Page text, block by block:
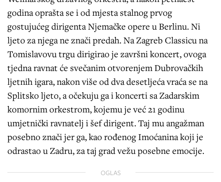
godina oprašta se i od mjesta stalnog prvog
gostujućeg dirigenta Njemačke opere u Berlinu. Ni
ljeto za njega ne znači predah. Na Zagreb Classicu na
Tomislavovu trgu dirigirao je završni koncert, ovoga
tjedna ravnat će svečanim otvorenjem Dubrovačkih
ljetnih igara, nakon više od dva desetljeća vraća se na
Splitsko ljeto, a očekuju ga i koncerti sa Zadarskim
komornim orkestrom, kojemu je već 21 godinu
umjetnički ravnatelj i šef dirigent. Taj mu angažman
posebno znači jer ga, kao rođenog Imoćanina koji je
odrastao u Zadru, za taj grad vežu posebne emocije.
OGLAS